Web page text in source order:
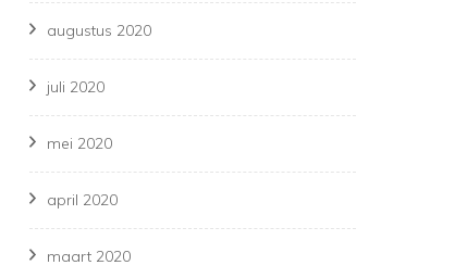
augustus 2020
juli 2020
mei 2020
april 2020
maart 2020